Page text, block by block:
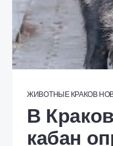
ЖИВОТНЫЕ КРАКОВ
В
кабан